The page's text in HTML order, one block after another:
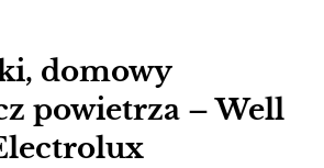
domowy
powietrza – Well